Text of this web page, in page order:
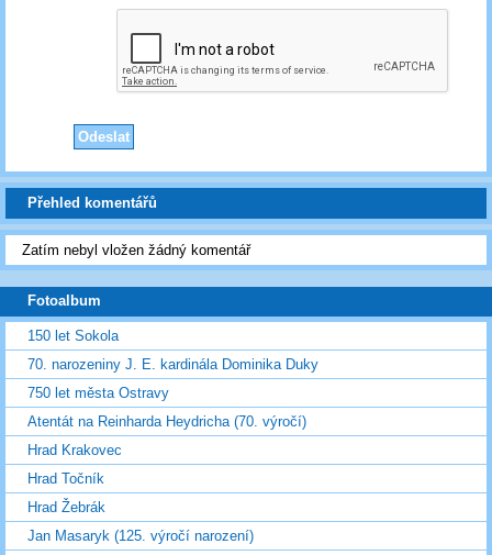
Přehled komentářů
Zatím nebyl vložen žádný komentář
Fotoalbum
150 let Sokola
70. narozeniny J. E. kardinála Dominika Duky
750 let města Ostravy
Atentát na Reinharda Heydricha (70. výročí)
Hrad Krakovec
Hrad Točník
Hrad Žebrák
Jan Masaryk (125. výročí narození)